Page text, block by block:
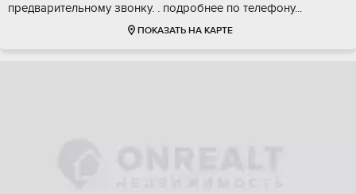
предварительному звонку. . подробнее по телефону...
ПОКАЗАТЬ НА КАРТЕ